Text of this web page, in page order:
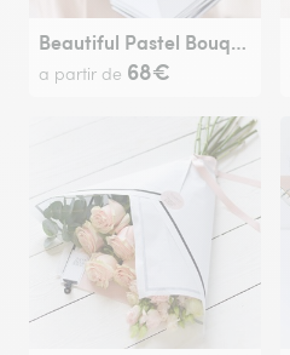
Beautiful Pastel Bouquet.
a partir de 68€